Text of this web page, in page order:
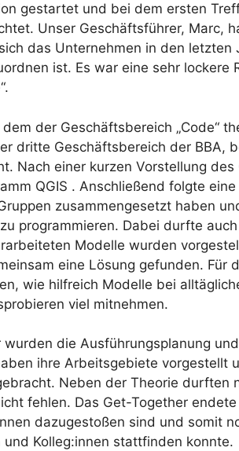
gestartet und bei dem ersten
Unser Geschäftsführer, Marc,
das Unternehmen in den
ist. Es war eine sehr lockere
der Geschäftsbereich „Code“
dritte Geschäftsbereich der BBA,
Nach einer kurzen Vorstellung
QGIS . Anschließend folgte
zusammengesetzt haben
programmieren. Dabei durfte
Modelle wurden
eine Lösung gefunden. Für
wie hilfreich Modelle bei
viel mitnehmen.
die Ausführungsplanung
ihre Arbeitsgebiete vorgestellt
Neben der Theorie durften
fehlen. Das Get-Together
dazugestoßen sind und somit
Kolleg:innen stattfinden konnte.